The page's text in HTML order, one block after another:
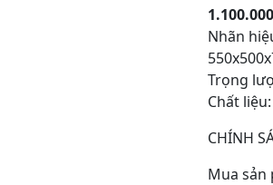
Nhãn
Trọng
Chất
CHÍNH
Mua sản